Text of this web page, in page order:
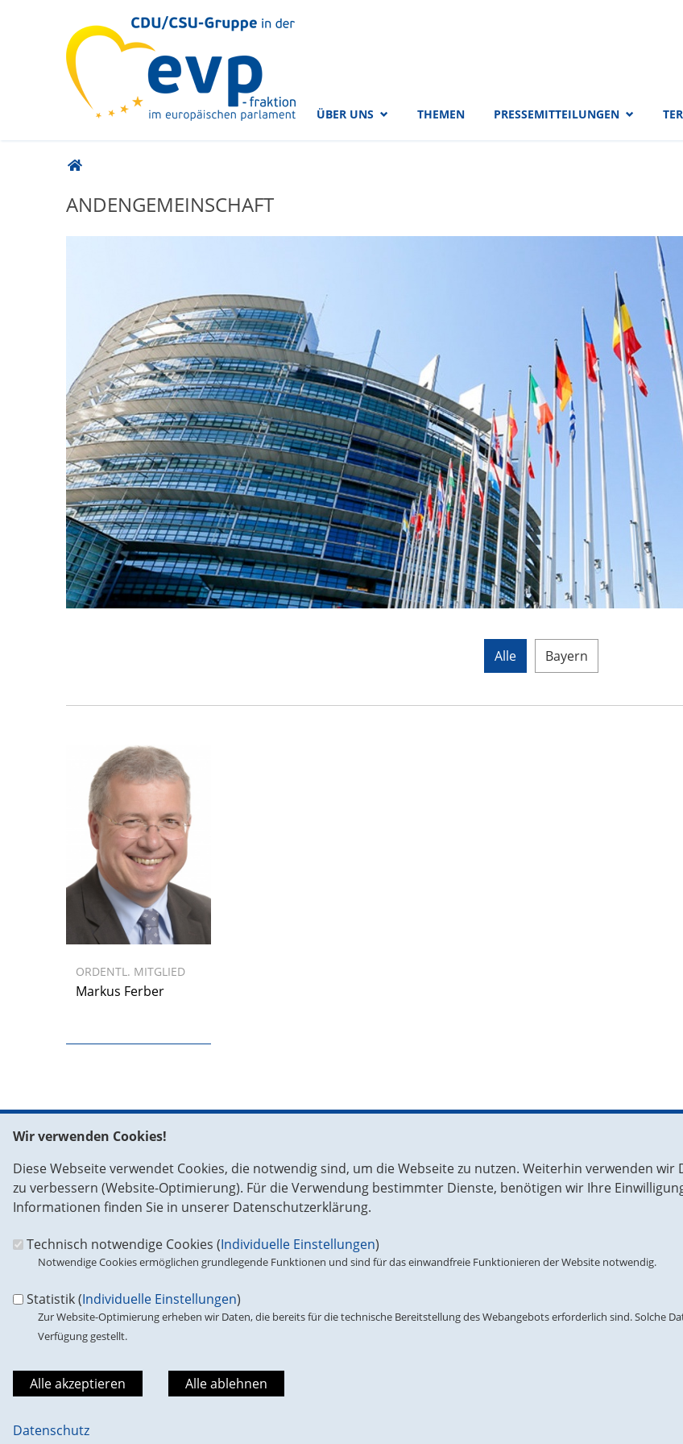
CDU/CSU-Gruppe in der EVP-Fraktion
im Europäischen Parlament
ÜBER UNS THEMEN PRESSEMITTEILUNGEN
Sie sind hier
ANDENGEMEINSCHAFT
Andengemeinschaft
Alle Bayern
ORDENTL. MITGLIED
Markus Ferber
Fußbereich
Europäisches Parlament
ASP 15 E 150
1047 Brüssel
Fax: 0032-2-284 49 72
CDU/CSU-Gruppe in der EVP-Fraktion
im Europäischen Parlament
Unter den Linden 71
Telefon:00 49-30-227 757 75
Fax:00 49-30-227 769 58
Christlich
Europäische Volkspartei
Suche
Suchformular
Suche
Wir verwenden Cookies!
Diese Webseite verwendet Cookies, die notwendig sind, um die Webseite zu nutzen. Weiterhin verwenden
zu verbessern (Website-Optimierung). Für die Verwendung bestimmter Dienste, benötigen wir Ihre
Informationen finden Sie in unserer Datenschutzerklärung.
Technisch notwendige Cookies (Individuelle Einstellungen)
Notwendige Cookies ermöglichen grundlegende Funktionen und sind für das einwandfreie Funktionieren der Website notwendig.
Statistik (Individuelle Einstellungen)
Zur Website-Optimierung erheben wir Daten, die bereits für die technische Bereitstellung des Webangebots erforderlich sind. Solche
Verfügung gestellt.
Datenschutz